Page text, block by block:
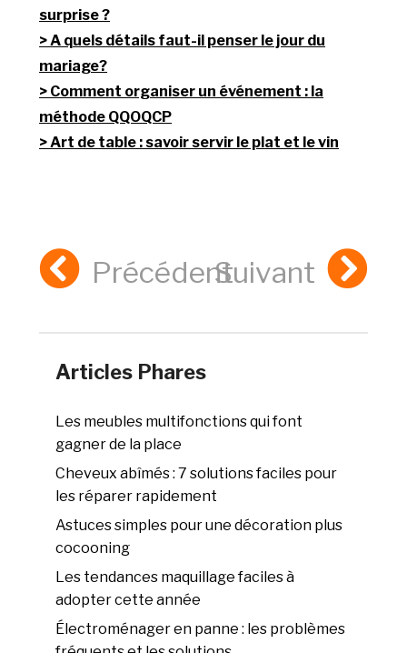
surprise ?
A quels détails faut-il penser le jour du
mariage?
Comment organiser un événement : la
méthode QQOQCP
Art de table : savoir servir le plat et le vin
PrécédentSuivant
Articles Phares
Les meubles multifonctions qui font
gagner de la place
Cheveux abîmés : 7 solutions faciles pour
les réparer rapidement
Astuces simples pour une décoration plus
cocooning
Les tendances maquillage faciles à
adopter cette année
Électroménager en panne : les problèmes